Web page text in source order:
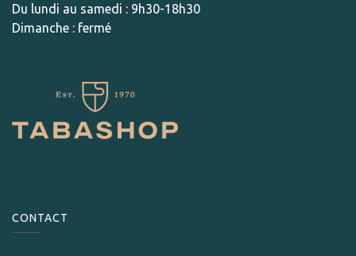
Du lundi au samedi : 9h30-18h30
Dimanche : fermé
CONTACT